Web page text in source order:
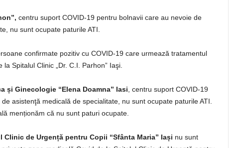
centru suport COVID-19 pentru bolnavii care au nevoie de
nu sunt ocupate paturile ATI.
confirmate pozitiv cu COVID-19 care urmează tratamentul
Spitalul Clinic „Dr. C.I. Parhon” Iaşi.
și Ginecologie “Elena Doamna” Iasi , centru suport COVID-19
asistenţă medicală de specialitate, nu sunt ocupate paturile ATI.
menționăm că nu sunt paturi ocupate.
Clinic de Urgență pentru Copii “Sfânta Maria” Iași nu sunt